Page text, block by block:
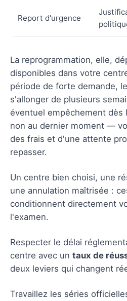
Report d'urgence
La reprogrammation, elle,
disponibles dans votre
période de forte demande,
s'allonger de plusieurs
éventuel empêchement
non au dernier moment —
des frais et d'une attente
repasser.
Un centre bien choisi, une
une annulation maîtrisée :
conditionnent directement
l'examen.
Respecter le délai
centre avec un taux de
deux leviers qui changent
Travaillez les séries